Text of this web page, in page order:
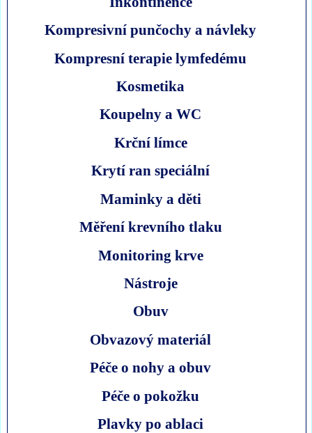
Kompresivní punčochy a návleky
Kompresní terapie lymfedému
Kosmetika
Koupelny a WC
Krční límce
Krytí ran speciální
Maminky a děti
Měření krevního tlaku
Monitoring krve
Nástroje
Obuv
Obvazový materiál
Péče o nohy a obuv
Péče o pokožku
Plavky po ablaci